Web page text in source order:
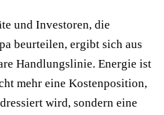
und Investoren, die
beurteilen, ergibt sich aus
Handlungslinie. Energie ist
mehr eine Kostenposition,
wird, sondern eine